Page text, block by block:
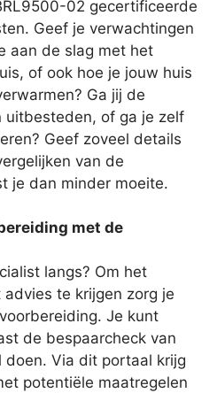
02 gecertificeerde
Geef je verwachtingen
aan de slag met het
of ook hoe je jouw huis
Ga jij de
uitbesteden, of ga je zelf
Geef zoveel details
van de
je dan minder moeite.
met de
langs? Om het
te krijgen zorg je
Je kunt
de bespaarcheck van
doen. Via dit portaal krijg
potentiële maatregelen